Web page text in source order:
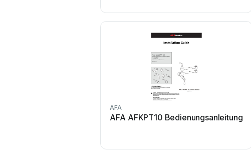
AFA
AFA AFKPT10 Bedienungsanleitung